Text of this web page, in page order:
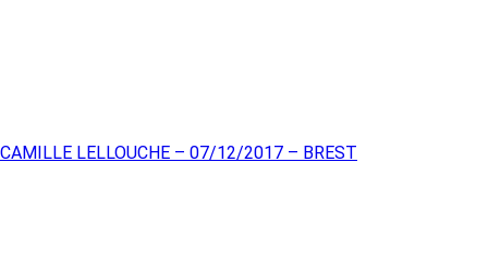
CAMILLE LELLOUCHE – 07/12/2017 – BREST